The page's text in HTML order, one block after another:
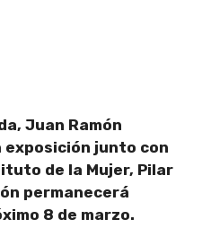
Juan Ramón
exposición junto con
de la Mujer, Pilar
permanecerá
8 de marzo.